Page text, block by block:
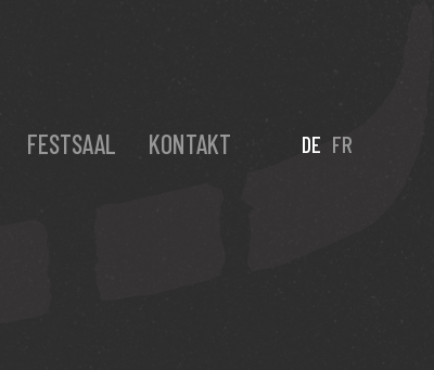
FESTSAAL KONTAKT DE FR